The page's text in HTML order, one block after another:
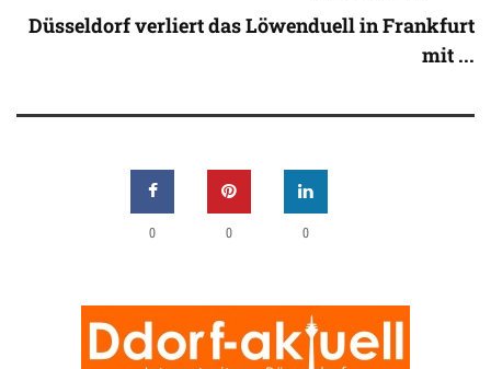
Düsseldorf verliert das Löwenduell in Frankfurt
mit ...
0 0 0